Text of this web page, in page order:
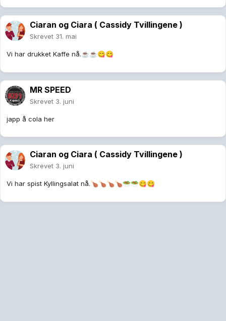
Ciaran og Ciara ( Cassidy Tvillingene )
Skrevet 31. mai
Vi har drukket Kaffe nå.☕☕😋😋
MR SPEED
Skrevet 3. juni
japp å cola her
Ciaran og Ciara ( Cassidy Tvillingene )
Skrevet 3. juni
Vi har spist Kyllingsalat nå.🍗🍗🍗🍗🥗🥗😋😋